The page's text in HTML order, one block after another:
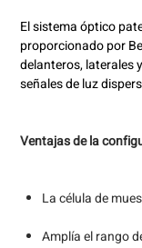
El sistema óptico
proporcionado por
delanteros, laterales
señales de luz
Ventajas de la
La célula de
Amplía el rango